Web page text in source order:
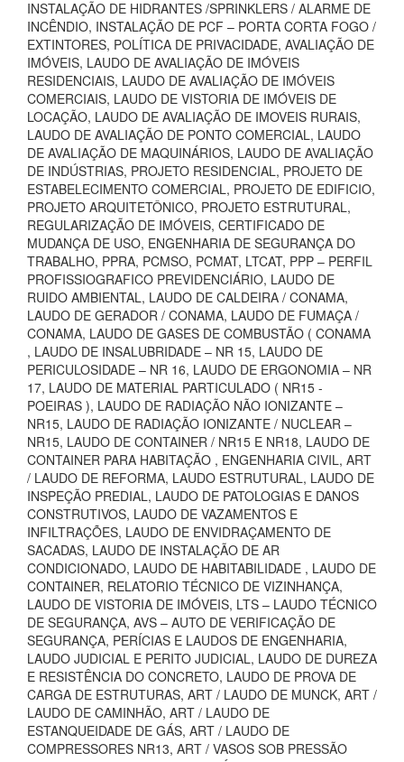
INSTALAÇÃO DE HIDRANTES /SPRINKLERS / ALARME DE
INCÊNDIO, INSTALAÇÃO DE PCF – PORTA CORTA FOGO /
EXTINTORES, POLÍTICA DE PRIVACIDADE, AVALIAÇÃO DE
IMÓVEIS, LAUDO DE AVALIAÇÃO DE IMÓVEIS
RESIDENCIAIS, LAUDO DE AVALIAÇÃO DE IMÓVEIS
COMERCIAIS, LAUDO DE VISTORIA DE IMÓVEIS DE
LOCAÇÃO, LAUDO DE AVALIAÇÃO DE IMOVEIS RURAIS,
LAUDO DE AVALIAÇÃO DE PONTO COMERCIAL, LAUDO
DE AVALIAÇÃO DE MAQUINÁRIOS, LAUDO DE AVALIAÇÃO
DE INDÚSTRIAS, PROJETO RESIDENCIAL, PROJETO DE
ESTABELECIMENTO COMERCIAL, PROJETO DE EDIFICIO,
PROJETO ARQUITETÔNICO, PROJETO ESTRUTURAL,
REGULARIZAÇÃO DE IMÓVEIS, CERTIFICADO DE
MUDANÇA DE USO, ENGENHARIA DE SEGURANÇA DO
TRABALHO, PPRA, PCMSO, PCMAT, LTCAT, PPP – PERFIL
PROFISSIOGRAFICO PREVIDENCIÁRIO, LAUDO DE
RUIDO AMBIENTAL, LAUDO DE CALDEIRA / CONAMA,
LAUDO DE GERADOR / CONAMA, LAUDO DE FUMAÇA /
CONAMA, LAUDO DE GASES DE COMBUSTÃO ( CONAMA
, LAUDO DE INSALUBRIDADE – NR 15, LAUDO DE
PERICULOSIDADE – NR 16, LAUDO DE ERGONOMIA – NR
17, LAUDO DE MATERIAL PARTICULADO ( NR15 -
POEIRAS ), LAUDO DE RADIAÇÃO NÃO IONIZANTE –
NR15, LAUDO DE RADIAÇÃO IONIZANTE / NUCLEAR –
NR15, LAUDO DE CONTAINER / NR15 E NR18, LAUDO DE
CONTAINER PARA HABITAÇÃO , ENGENHARIA CIVIL, ART
/ LAUDO DE REFORMA, LAUDO ESTRUTURAL, LAUDO DE
INSPEÇÃO PREDIAL, LAUDO DE PATOLOGIAS E DANOS
CONSTRUTIVOS, LAUDO DE VAZAMENTOS E
INFILTRAÇÕES, LAUDO DE ENVIDRAÇAMENTO DE
SACADAS, LAUDO DE INSTALAÇÃO DE AR
CONDICIONADO, LAUDO DE HABITABILIDADE , LAUDO DE
CONTAINER, RELATORIO TÉCNICO DE VIZINHANÇA,
LAUDO DE VISTORIA DE IMÓVEIS, LTS – LAUDO TÉCNICO
DE SEGURANÇA, AVS – AUTO DE VERIFICAÇÃO DE
SEGURANÇA, PERÍCIAS E LAUDOS DE ENGENHARIA,
LAUDO JUDICIAL E PERITO JUDICIAL, LAUDO DE DUREZA
E RESISTÊNCIA DO CONCRETO, LAUDO DE PROVA DE
CARGA DE ESTRUTURAS, ART / LAUDO DE MUNCK, ART /
LAUDO DE CAMINHÃO, ART / LAUDO DE
ESTANQUEIDADE DE GÁS, ART / LAUDO DE
COMPRESSORES NR13, ART / VASOS SOB PRESSÃO